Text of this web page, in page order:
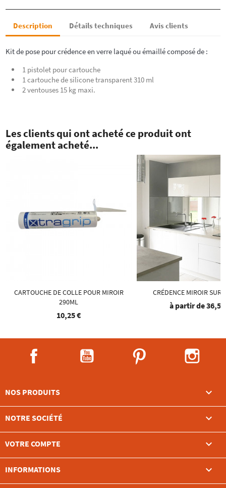
Description Détails techniques Avis clients
Kit de pose pour crédence en verre laqué ou émaillé composé de :
1 pistolet pour cartouche
1 cartouche de silicone transparent 310 ml
2 ventouses 15 kg maxi.
Les clients qui ont acheté ce produit ont
également acheté...
CARTOUCHE DE COLLE POUR MIROIR
290ML
10,25 €
CRÉDENCE MIROIR SUR
à partir de
NOS PRODUITS 
NOTRE SOCIÉTÉ 
VOTRE COMPTE 
INFORMATIONS keyboard_arrow_down